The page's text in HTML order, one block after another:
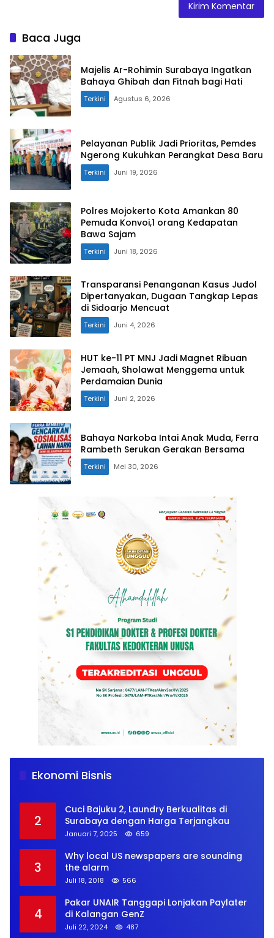
Baca Juga
Majelis Ar-Rohimin Surabaya Ingatkan
Bahaya Ghibah dan Fitnah bagi Hati
Terkini Agustus 6, 2026
Pelayanan Publik Jadi Prioritas, Pemdes
Ngerong Kukuhkan Perangkat Desa Baru
Terkini Juni 19, 2026
Polres Mojokerto Kota Amankan 80
Pemuda Konvoi,1 orang Kedapatan
Bawa Sajam
Terkini Juni 18, 2026
Transparansi Penanganan Kasus Judol
Dipertanyakan, Dugaan Tangkap Lepas
di Sidoarjo Mencuat
Terkini Juni 4, 2026
HUT ke-11 PT MNJ Jadi Magnet Ribuan
Jemaah, Sholawat Menggema untuk
Perdamaian Dunia
Terkini Juni 2, 2026
Bahaya Narkoba Intai Anak Muda, Ferra
Rambeth Serukan Gerakan Bersama
Terkini Mei 30, 2026
Ekonomi Bisnis
Juli 18, 2018
2
Cuci Bajuku 2, Laundry Berkualitas di
Surabaya dengan Harga Terjangkau
Januari 7, 2025 659
3
Why local US newspapers are sounding
the alarm
Juli 18, 2018 566
4
Pakar UNAIR Tanggapi Lonjakan Paylater
di Kalangan GenZ
Juli 22, 2024 487